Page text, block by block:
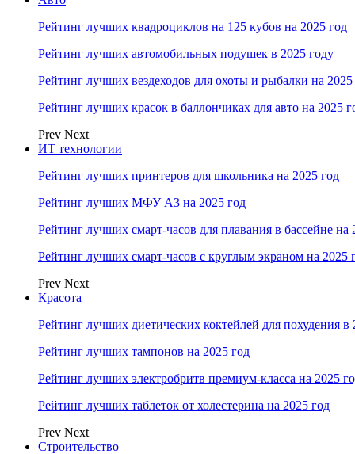
Рейтинг лучших квадроциклов на 125 кубов на 2025 год
Рейтинг лучших автомобильных подушек в 2025 году
Рейтинг лучших вездеходов для охоты и рыбалки на 2025
Рейтинг лучших красок в баллончиках для авто на 2025
Prev Next
ИТ технологии
Рейтинг лучших принтеров для школьника на 2025 год
Рейтинг лучших МФУ А3 на 2025 год
Рейтинг лучших смарт-часов для плавания в бассейне на
Рейтинг лучших смарт-часов с круглым экраном на 2025
Prev Next
Красота
Рейтинг лучших диетических коктейлей для похудения в
Рейтинг лучших тампонов на 2025 год
Рейтинг лучших электробритв премиум-класса на 2025
Рейтинг лучших таблеток от холестерина на 2025 год
Prev Next
Строительство